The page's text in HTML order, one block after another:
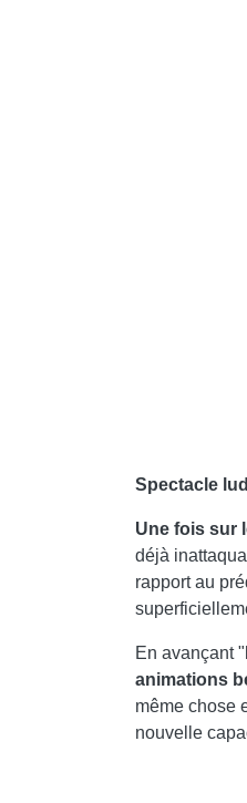
Spectacle
Une fois sur
déjà
rapport au
En avançant
animations
même chose
nouvelle